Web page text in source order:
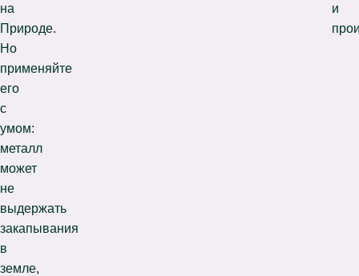
на
Природе.
Но
применяйте
его
с
умом:
металл
может
не
выдержать
закапывания
в
земле,
и